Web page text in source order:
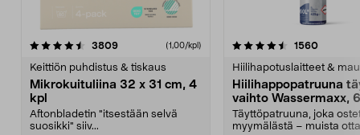
3809arvostelut (1,00/kpl)
Keittiön puhdistus & tiskaus
Mikrokuituliina 32 x 31 cm, 4
kpl
Aftonbladetin "itsestään selvä
suosikki" siiv...
4.5viidestä
1560
Hiilihapotuslaitteet &
Hiilihappopatruuna
vaihto Wassermaxx,
Täyttöpatruuna, joka
myymälästä – muista
4.5viidestä